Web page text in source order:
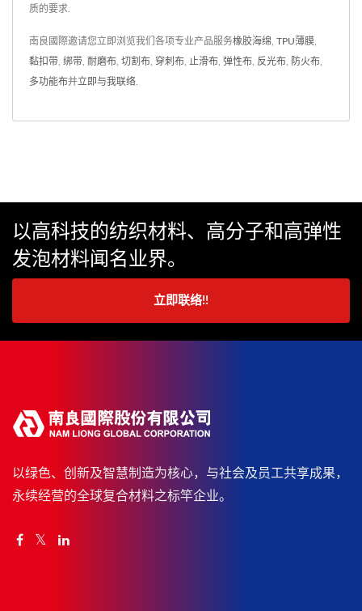
质的要求.
南良國際邀请您立即浏览我们各项专业产品服务橡胶海绵 TPU薄膜
黏扣带 绑带 耐磨布 切割布 穿刺布 止滑布 弹性布 反光布 防火布
多功能布并立即与我联络
以高科技的纺织材料、高分子和高弹性
发泡材料闻名业界。
立即联络!!
以绿色、创新及智慧制造为核心，与社会及员工共享成果，
永续经营的全球复合材料之标竿企业。